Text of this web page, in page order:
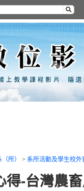
所） > 系所活動及學生校外
得-台灣農